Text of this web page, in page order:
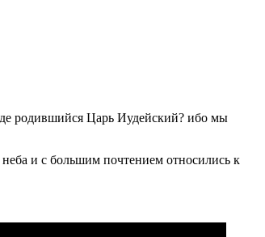
родившийся Царь Иудейский? ибо мы
и с большим почтением относились к